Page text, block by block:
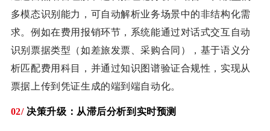
多模态识别能力，可自动解析业务场景中的非结构化需
求。例如在费用报销环节，系统能通过对话式交互自动
识别票据类型（如差旅发票、采购合同），基于语义分
析匹配费用科目，并通过知识图谱验证合规性，实现从
票据上传到凭证生成的端到端自动化。
02/ 决策升级 ：从滞后分析到实时预测